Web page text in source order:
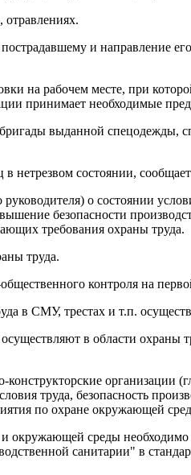
и направление
на рабочем месте, при
принимает необходимые
выданной спецодежды,
нетрезвом состоянии,
о состоянии
безопасности
требования охраны труда.
труда.
контроля на
в СМУ, трестах и т.п.
в области охраны
конструкторские
труда, безопасность
по охране окружающей
среды необходимо
санитарии" в